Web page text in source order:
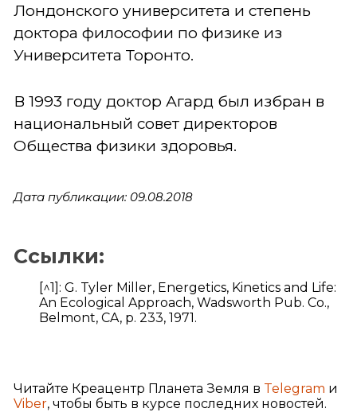
Лондонского университета и степень
доктора философии по физике из
Университета Торонто.
В 1993 году доктор Агард был избран в
национальный совет директоров
Общества физики здоровья.
Дата публикации: 09.08.2018
Ссылки:
[^1]: G. Tyler Miller, Energetics, Kinetics and Life:
An Ecological Approach, Wadsworth Pub. Co.,
Belmont, CA, p. 233, 1971.
Читайте Креацентр Планета Земля в Telegram и
Viber, чтобы быть в курсе последних новостей.